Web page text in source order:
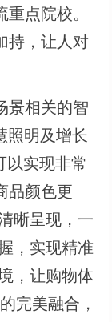
点院校。
持，让人对
相关的智
照明及增长
以实现非常
品颜色更
晰呈现，一
，实现精准
，让购物体
完美融合，